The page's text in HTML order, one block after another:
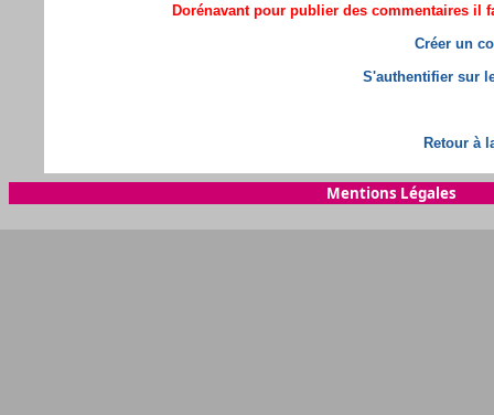
Dorénavant pour publier des commentaires il
Créer un
S'authentifier sur
Retour à
Mentions Légales